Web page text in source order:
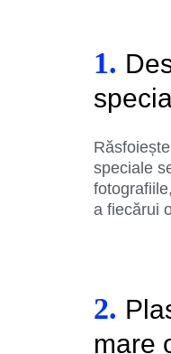
1.
speciale
a fiecărui
2.
mare